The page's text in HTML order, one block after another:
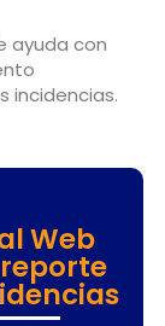
ayuda con
incidencias.
Web